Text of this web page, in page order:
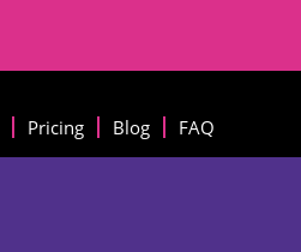
Pricing Blog FAQ